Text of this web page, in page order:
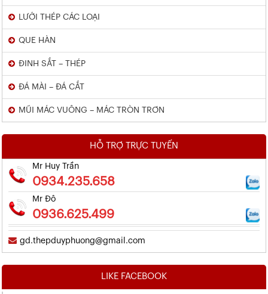
LƯỚI THÉP CÁC LOẠI
QUE HÀN
ĐINH SẮT – THÉP
ĐÁ MÀI – ĐÁ CẮT
MŨI MÁC VUÔNG – MÁC TRÒN TRƠN
HỖ TRỢ TRỰC TUYẾN
Mr Huy Trần
0934.235.658
Mr Đô
0936.625.499
gd.thepduyphuong@gmail.com
LIKE FACEBOOK